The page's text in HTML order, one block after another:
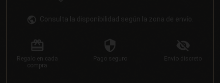
Consulta la disponibilidad según la zona de envío.
Regalo en cada
compra
Pago seguro Envío discreto